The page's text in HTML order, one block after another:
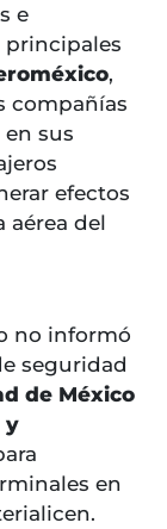
e
principales
,
compañías
sus
efectos
aérea del
no informó
seguridad
de México
y
en